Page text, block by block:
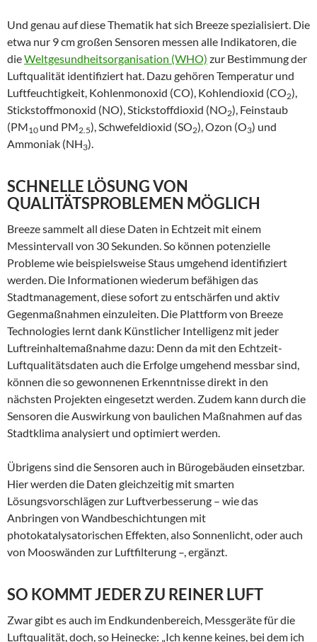
Und genau auf diese Thematik hat sich Breeze spezialisiert. Die
etwa nur 9 cm großen Sensoren messen alle Indikatoren, die
dieWeltgesundheitsorganisation (WHO) zur Bestimmung der
Luftqualität identifiziert hat. Dazu gehören Temperatur und
Luftfeuchtigkeit, Kohlenmonoxid (CO), Kohlendioxid (CO2),
Stickstoffmonoxid (NO), Stickstoffdioxid (NO2), Feinstaub
(PM10 und PM2.5), Schwefeldioxid (SO2), Ozon (O3) und
Ammoniak (NH3).
SCHNELLE LÖSUNG VON
QUALITÄTSPROBLEMEN MÖGLICH
Breeze sammelt all diese Daten in Echtzeit mit einem
Messintervall von 30 Sekunden. So können potenzielle
Probleme wie beispielsweise Staus umgehend identifiziert
werden. Die Informationen wiederum befähigen das
Stadtmanagement, diese sofort zu entschärfen und aktiv
Gegenmaßnahmen einzuleiten. Die Plattform von Breeze
Technologies lernt dank Künstlicher Intelligenz mit jeder
Luftreinhaltemaßnahme dazu: Denn da mit den Echtzeit-
Luftqualitätsdaten auch die Erfolge umgehend messbar sind,
können die so gewonnenen Erkenntnisse direkt in den
nächsten Projekten eingesetzt werden. Zudem kann durch die
Sensoren die Auswirkung von baulichen Maßnahmen auf das
Stadtklima analysiert und optimiert werden.
Übrigens sind die Sensoren auch in Bürogebäuden einsetzbar.
Hier werden die Daten gleichzeitig mit smarten
Lösungsvorschlägen zur Luftverbesserung – wie das
Anbringen von Wandbeschichtungen mit
photokatalysatorischen Effekten, also Sonnenlicht, oder auch
von Mooswänden zur Luftfilterung –, ergänzt.
SO KOMMT JEDER ZU REINER LUFT
Zwar gibt es auch im Endkundenbereich, Messgeräte für die
Luftqualität, doch, so Heinecke: „Ich kenne keines, bei dem ich